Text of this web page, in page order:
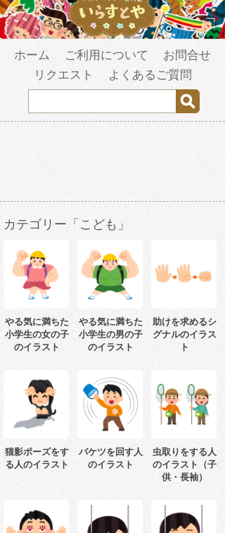
ホーム ご利用について
お問合せ
リクエスト
よくあるご質問
カテゴリー「こども」
やる気に満ちた
小学生の女の子
のイラスト
やる気に満ちた
小学生の男の子
のイラスト
助けを求めるシ
グナルのイラス
ト
猫影ポーズをす
る人のイラスト
バケツを回す人
のイラスト
虫取りをする人
のイラスト（子
供・長袖）